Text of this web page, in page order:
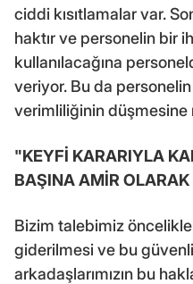
ciddi kısıtlamalar var.
haktır ve personelin bir
kullanılacağına
veriyor. Bu da
verimliliğinin düşmesine
"KEYFİ KARARIYLA
BAŞINA AMİR
Bizim talebimiz
giderilmesi ve bu
arkadaşlarımızın bu